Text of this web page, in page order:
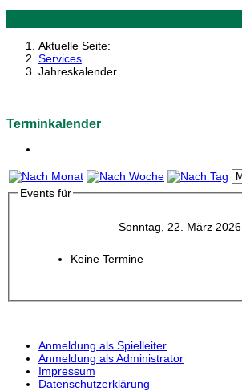
Aktuelle Seite:
Services
Jahreskalender
Terminkalender
Events für
Sonntag, 22. März 2026
Keine Termine
Anmeldung als Spielleiter
Anmeldung als Administrator
Impressum
Datenschutzerklärung